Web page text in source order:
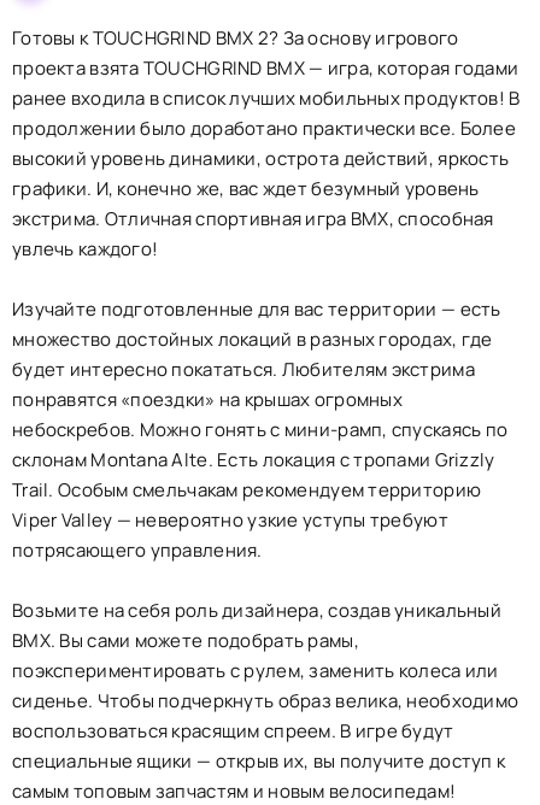
Готовы к TOUCHGRIND BMX 2? За основу игрового
проекта взята TOUCHGRIND BMX — игра, которая годами
ранее входила в список лучших мобильных продуктов! В
продолжении было доработано практически все. Более
высокий уровень динамики, острота действий, яркость
графики. И, конечно же, вас ждет безумный уровень
экстрима. Отличная спортивная игра BMX, способная
увлечь каждого!
Изучайте подготовленные для вас территории — есть
множество достойных локаций в разных городах, где
будет интересно покататься. Любителям экстрима
понравятся «поездки» на крышах огромных
небоскребов. Можно гонять с мини-рамп, спускаясь по
склонам Montana Alte. Есть локация с тропами Grizzly
Trail. Особым смельчакам рекомендуем территорию
Viper Valley — невероятно узкие уступы требуют
потрясающего управления.
Возьмите на себя роль дизайнера, создав уникальный
BMX. Вы сами можете подобрать рамы,
поэкспериментировать с рулем, заменить колеса или
сиденье. Чтобы подчеркнуть образ велика, необходимо
воспользоваться красящим спреем. В игре будут
специальные ящики — открыв их, вы получите доступ к
самым топовым запчастям и новым велосипедам!